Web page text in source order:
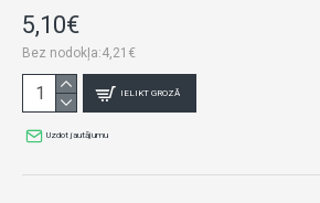
5,10€
Bez nodokļa:4,21€
IELIKT GROZĀ
Uzdot jautājumu